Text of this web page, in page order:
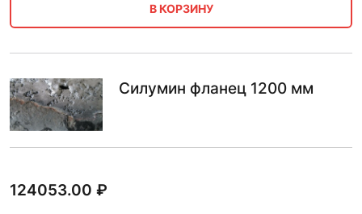
В КОРЗИНУ
Силумин фланец 1200 мм
124053.00 ₽